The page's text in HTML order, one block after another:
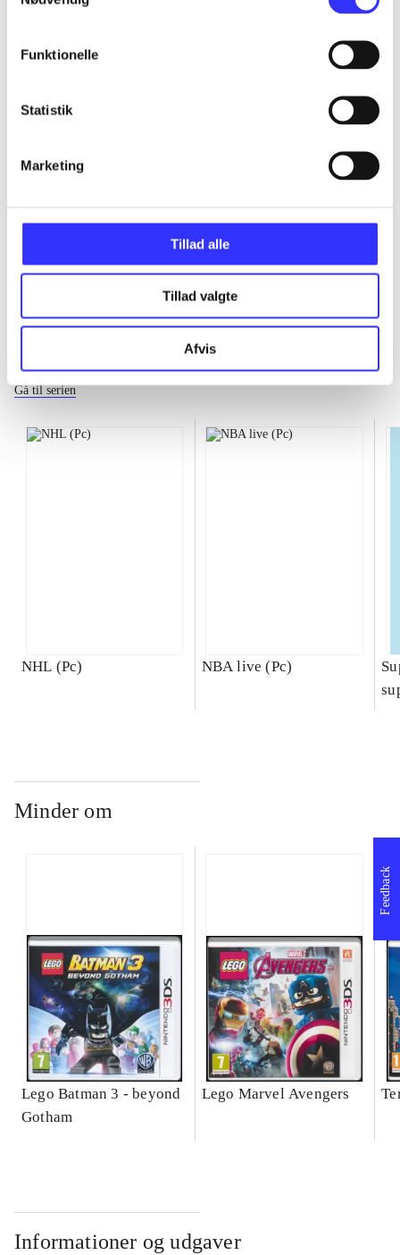
Funktionelle
Statistik
Marketing
Tillad alle
Tillad valgte
Afvis
...
...
...
Gå til serien
NHL (Pc) NBA live (Pc)
Minder om
Lego Batman 3 - beyond
Gotham
Lego Marvel Avengers
Informationer og udgaver
Feedback